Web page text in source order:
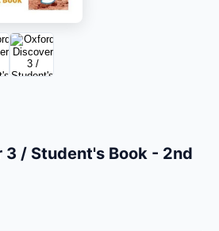
3 / Student's Book - 2nd